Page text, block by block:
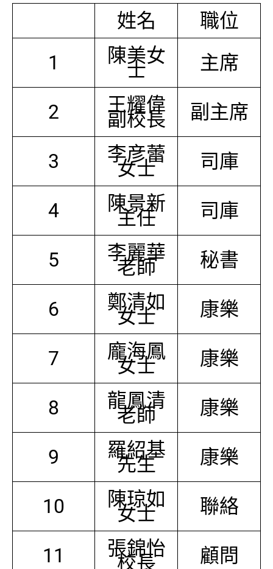
姓名
職位
1
陳美女
士 主席
2 王耀偉
副校長 副主席
3 李彦蕾
女士 司庫
4 陳景新
主任 司庫
5 李麗華
老師 秘書
6 鄭清如
女士 康樂
7 龐海鳳
女士 康樂
8 龍鳳清
老師 康樂
9 羅紹基
先生 康樂
10 陳琼如
女士 聯絡
11 張錦怡
校長 顧問